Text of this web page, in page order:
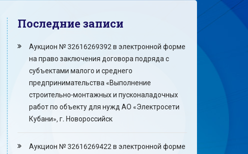
Последние записи
Аукцион № 32616269392 в электронной форме
на право заключения договора подряда с
субъектами малого и среднего
предпринимательства «Выполнение
строительно-монтажных и пусконаладочных
работ по объекту для нужд АО «Электросети
Кубани», г. Новороссийск
Аукцион № 32616269422 в электронной форме